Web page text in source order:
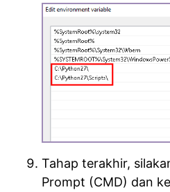
Tahap terakhir,
Prompt (CMD) dan